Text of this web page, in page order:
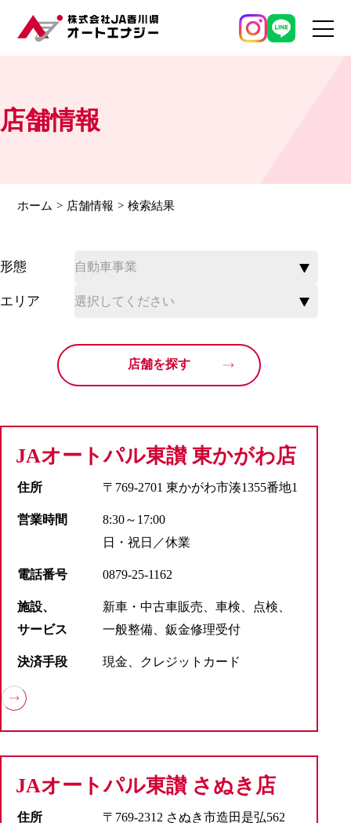
店舗情報
ホーム 店舗情報 検索結果
形態
エリア
店舗を探す
JAオートパル東讃 東かがわ店
住所 〒769-2701 東かがわ市湊1355番地1
営業時間
8:30～17:00
日・祝日／休業
電話番号 0879-25-1162
施設、
サービス
新車・中古車販売、車検、点検、
一般整備、鈑金修理受付
決済手段 現金、クレジットカード
JAオートパル東讃 さぬき店
住所 〒769-2312 さぬき市造田是弘562